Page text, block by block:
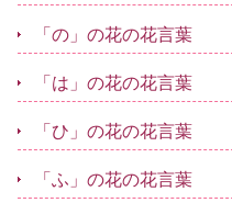
「の」の花の花言葉
「は」の花の花言葉
「ひ」の花の花言葉
「ふ」の花の花言葉